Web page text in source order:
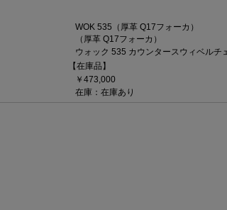
WOK 535（厚革 Q17フォーカ）
（厚革 Q17フォーカ）
ウォック 535 カウンタースウィベルチ
【在庫品】
￥473,000
在庫：在庫あり